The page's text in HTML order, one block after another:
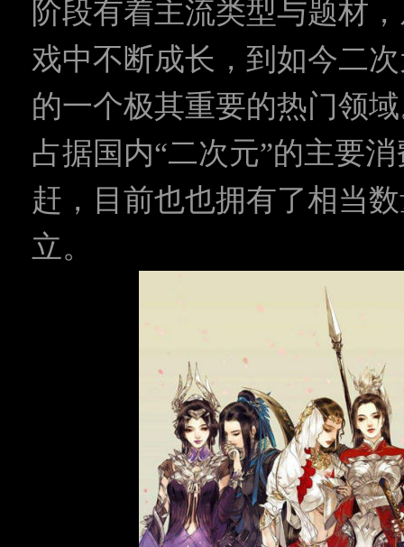
阶段有着主流类型与题材
戏中不断成长，到如今二
的一个极其重要的热门领
占据国内“二次元”的主要
赶，目前也也拥有了相当
立。